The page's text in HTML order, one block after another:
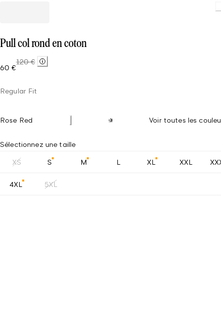
Pull col rond en coton
60 €
120 €
Regular Fit
Rose Red Voir toutes les
Sélectionnez une taille
XS S M L XL XXL
4XL 5XL